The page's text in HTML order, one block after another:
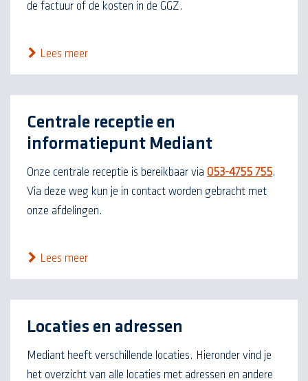
de factuur of de kosten in de GGZ.
Lees meer
Centrale receptie en
informatiepunt Mediant
Onze centrale receptie is bereikbaar via 053-4755 755.
Via deze weg kun je in contact worden gebracht met
onze afdelingen.
Lees meer
Locaties en adressen
Mediant heeft verschillende locaties. Hieronder vind je
het overzicht van alle locaties met adressen en andere